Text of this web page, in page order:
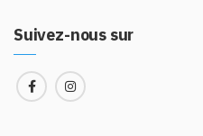
Suivez-nous sur